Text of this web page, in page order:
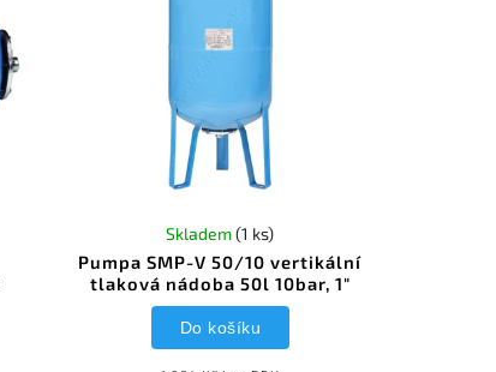
Pumpa SMP-V 50/10 vertikální
tlaková nádoba 50l 10bar, 1"
Skladem(1 ks)
Do košíku